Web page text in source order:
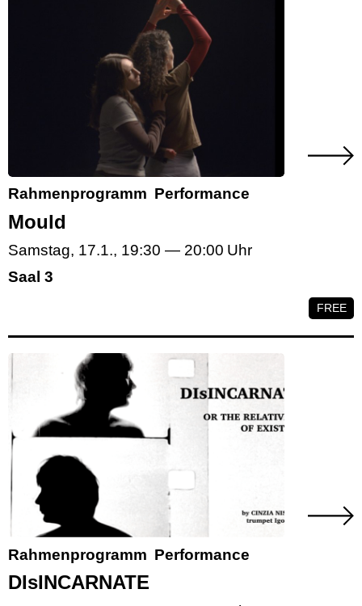
Rahmenprogramm Performance
Mould
Samstag, 17.1., 19:30 — 20:00
Saal 3
FREE
Rahmenprogramm Performance
DIsINCARNATE